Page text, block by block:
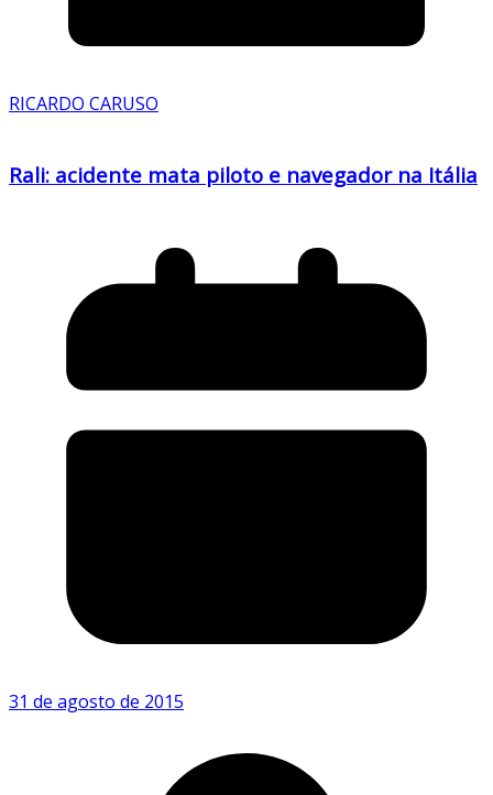
RICARDO CARUSO
Rali: acidente mata piloto e navegador na Itália
31 de agosto de 2015